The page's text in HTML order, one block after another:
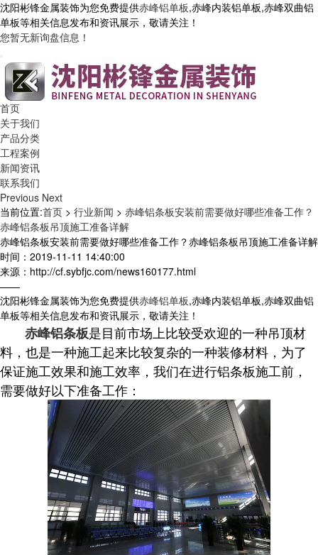
沈阳彬锋金属装饰为您免费提供赤峰铝单板,赤峰内装铝单板,赤峰双曲铝
单板等相关信息发布和资讯展示，敬请关注！
您暂无新询盘信息！
首页
关于我们
产品分类
工程案例
新闻资讯
联系我们
Previous Next
当前位置:首页 > 行业新闻 > 赤峰铝条板安装前需要做好哪些准备工作？
赤峰铝条板吊顶施工准备详解
赤峰铝条板安装前需要做好哪些准备工作？赤峰铝条板吊顶施工准备详解
时间：2019-11-11 14:40:00
来源：http://cf.sybfjc.com/news160177.html
——
沈阳彬锋金属装饰为您免费提供赤峰铝单板,赤峰内装铝单板,赤峰双曲铝
单板等相关信息发布和资讯展示，敬请关注！
赤峰铝条板是目前市场上比较受欢迎的一种吊顶材
料，也是一种施工起来比较复杂的一种装修材料，为了
保证施工效果和施工效率，我们在进行铝条板施工前，
需要做好以下准备工作：